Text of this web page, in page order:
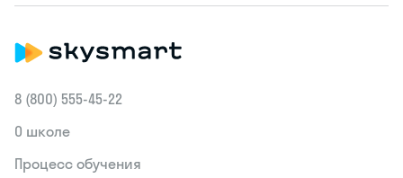
8 (800) 555‑45-22
О школе
Процесс обучения